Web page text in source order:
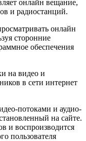
онлайн вещание,
и радиостанций.
онлайн
сторонние
обеспечения
на видео и
в сети интернет
потоками и аудио-
на сайте.
и воспроизводится
пользователя